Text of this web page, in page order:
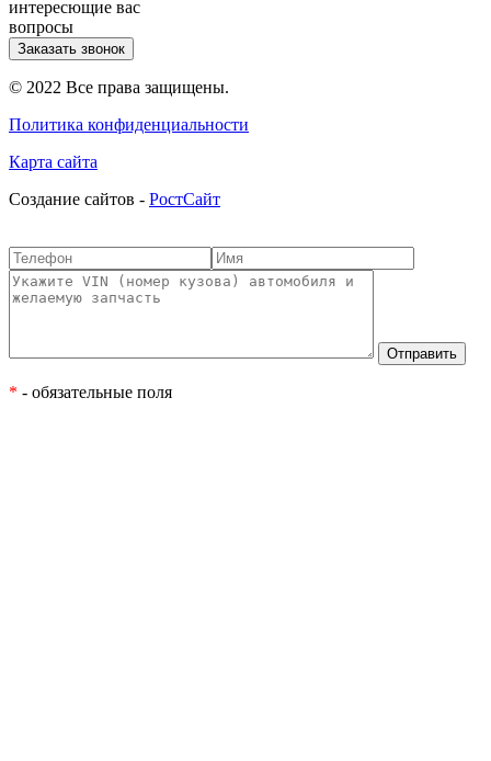
интересющие вас
вопросы
Заказать звонок
© 2022 Все права защищены.
Политика конфиденциальности
Карта сайта
Cоздание сайтов - РостСайт
* - обязательные поля